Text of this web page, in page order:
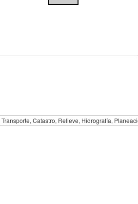
Catastro, Relieve, Hidrografía,